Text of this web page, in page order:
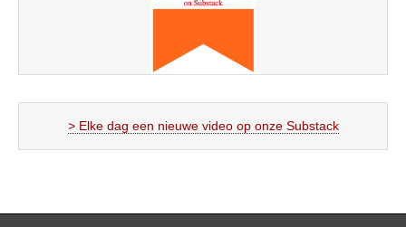
> Elke dag een nieuwe video op onze Substack